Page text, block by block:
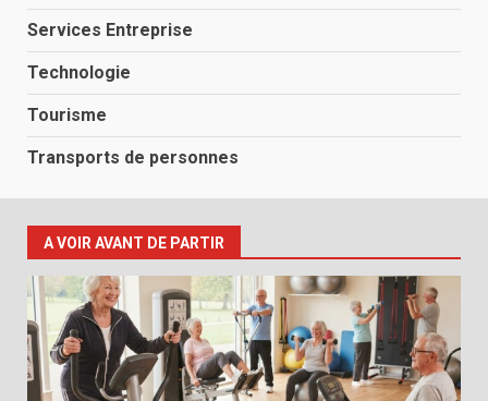
Services Entreprise
Technologie
Tourisme
Transports de personnes
A VOIR AVANT DE PARTIR